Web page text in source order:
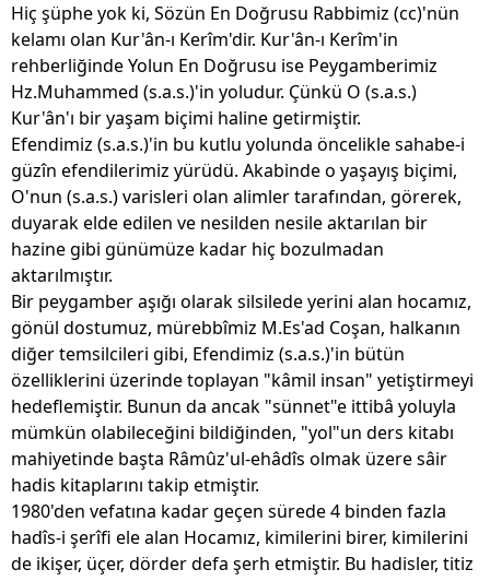
Hiç şüphe yok ki, Sözün En Doğrusu Rabbimiz (cc)'nün
kelamı olan Kur'ân-ı Kerîm'dir. Kur'ân-ı Kerîm'in
rehberliğinde Yolun En Doğrusu ise Peygamberimiz
Hz.Muhammed (s.a.s.)'in yoludur. Çünkü O (s.a.s.)
Kur'ân'ı bir yaşam biçimi haline getirmiştir.
Efendimiz (s.a.s.)'in bu kutlu yolunda öncelikle sahabe-i
güzîn efendilerimiz yürüdü. Akabinde o yaşayış biçimi,
O'nun (s.a.s.) varisleri olan alimler tarafından, görerek,
duyarak elde edilen ve nesilden nesile aktarılan bir
hazine gibi günümüze kadar hiç bozulmadan
aktarılmıştır.
Bir peygamber aşığı olarak silsilede yerini alan hocamız,
gönül dostumuz, mürebbîmiz M.Es'ad Coşan, halkanın
diğer temsilcileri gibi, Efendimiz (s.a.s.)'in bütün
özelliklerini üzerinde toplayan "kâmil insan" yetiştirmeyi
hedeflemiştir. Bunun da ancak "sünnet"e ittibâ yoluyla
mümkün olabileceğini bildiğinden, "yol"un ders kitabı
mahiyetinde başta Râmûz'ul-ehâdîs olmak üzere sâir
hadis kitaplarını takip etmiştir.
1980'den vefatına kadar geçen sürede 4 binden fazla
hadîs-i şerîfi ele alan Hocamız, kimilerini birer, kimilerini
de ikişer, üçer, dörder defa şerh etmiştir. Bu hadisler, titiz